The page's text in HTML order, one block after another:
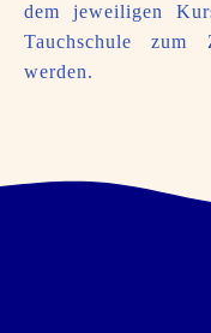
dem jeweiligen
Tauchschule zum
werden.